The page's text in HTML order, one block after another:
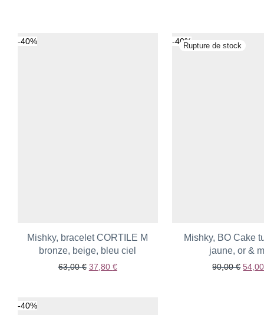
-40%
Mishky, bracelet CORTILE M
bronze, beige, bleu ciel
63,00€ Le prix initial était : 63,00 €.
37,80 €Le prix actuel est : 37,80 €.
Ajouter aux favoris
-40%
Mishky, BO Cake
jaune, or &
90,00€ Le
Ajouter aux
-40%